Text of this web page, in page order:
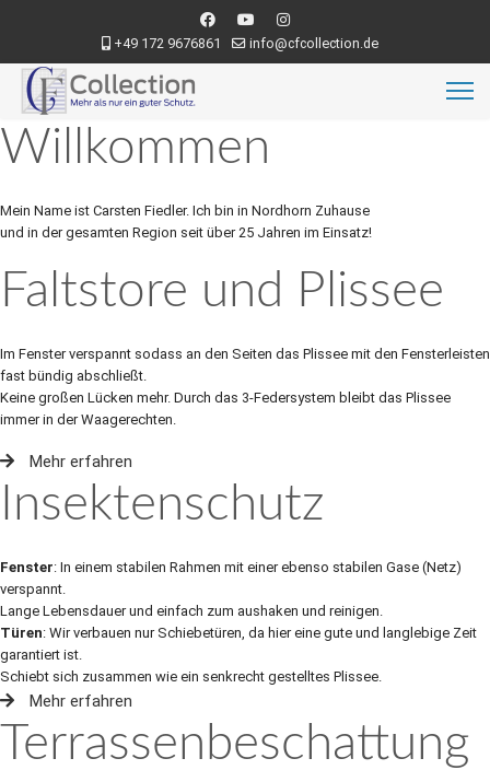
+49 172 9676861 info@cfcollection.de
Willkommen
Mein Name ist Carsten Fiedler. Ich bin in Nordhorn Zuhause
und in der gesamten Region seit über 25 Jahren im Einsatz!
Faltstore und Plissee
Im Fenster verspannt sodass an den Seiten das Plissee mit den Fensterleisten
fast bündig abschließt.
Keine großen Lücken mehr. Durch das 3-Federsystem bleibt das Plissee
immer in der Waagerechten.
Mehr erfahren
Insektenschutz
Fenster: In einem stabilen Rahmen mit einer ebenso stabilen Gase (Netz)
verspannt.
Lange Lebensdauer und einfach zum aushaken und reinigen.
Türen: Wir verbauen nur Schiebetüren, da hier eine gute und langlebige Zeit
garantiert ist.
Schiebt sich zusammen wie ein senkrecht gestelltes Plissee.
Mehr erfahren
Terrassenbeschattung